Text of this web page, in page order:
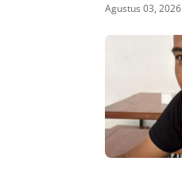
Agustus 03, 2026